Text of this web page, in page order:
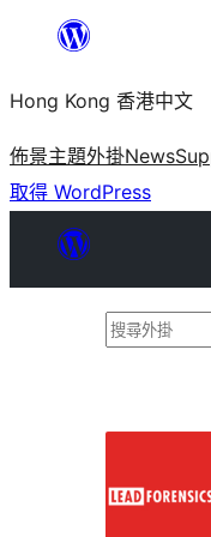
主
要
內
容
Hong Kong 香港中文
佈景主題外掛News
取得 WordPress
搜
掛